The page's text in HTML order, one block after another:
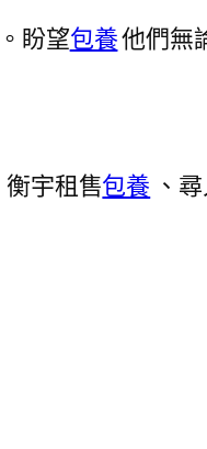
盼望包養他們無
宇租售包養 、